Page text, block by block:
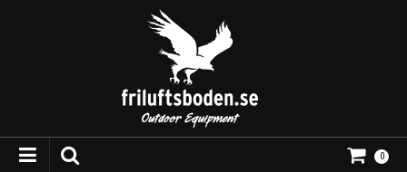
0